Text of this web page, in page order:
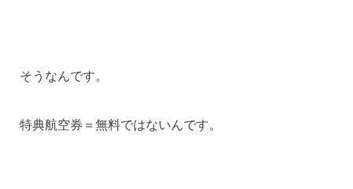
そうなんです。
特典航空券＝無料ではないんです。